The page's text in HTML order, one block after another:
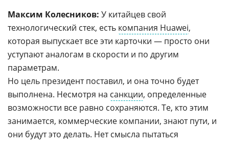
Максим Колесников: У китайцев свой
технологический стек, есть компания Huawei,
которая выпускает все эти карточки — просто они
уступают аналогам в скорости и по другим
параметрам.
Но цель президент поставил, и она точно будет
выполнена. Несмотря на санкции, определенные
возможности все равно сохраняются. Те, кто этим
занимается, коммерческие компании, знают пути, и
они будут это делать. Нет смысла пытаться